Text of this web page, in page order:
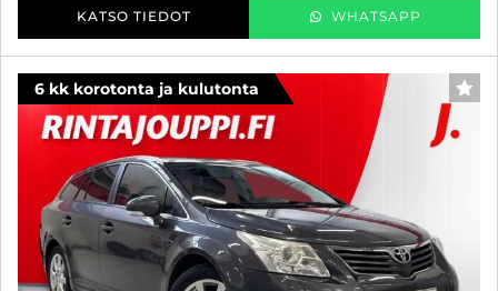
KATSO TIEDOT WHATSAPP
6 kk korotonta ja kulutonta